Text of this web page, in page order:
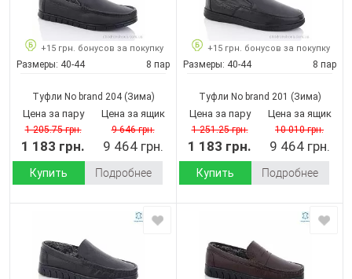
+15 грн. бонусов за покупку
Размеры: 40-44 8 пар
Туфли No brand 204(Зима)
Цена за пару
1 205.75 грн.
1 183 грн.
Цена за ящик
9 646 грн.
9 464 грн.
Купить Подробнее
+15 грн. бонусов за покупку
Размеры: 40-44 8 пар
Туфли No brand 201 (Зима)
Цена за пару
1 251.25 грн.
1 183 грн.
Цена за ящик
10 010 грн.
9 464 грн.
Купить Подробнее